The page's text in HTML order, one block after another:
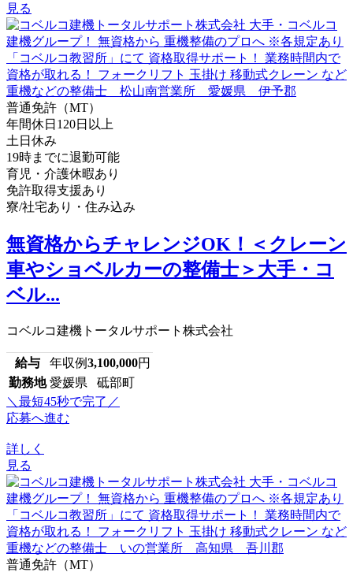
見る
普通免許（MT）
年間休日120日以上
土日休み
19時までに退勤可能
育児・介護休暇あり
免許取得支援あり
寮/社宅あり・住み込み
無資格からチャレンジOK！＜クレーン
車やショベルカーの整備士＞大手・コ
ベル...
コベルコ建機トータルサポート株式会社
給与 年収例3,100,000円
勤務地 愛媛県 砥部町
＼最短45秒で完了／
応募へ進む
詳しく
見る
普通免許（MT）